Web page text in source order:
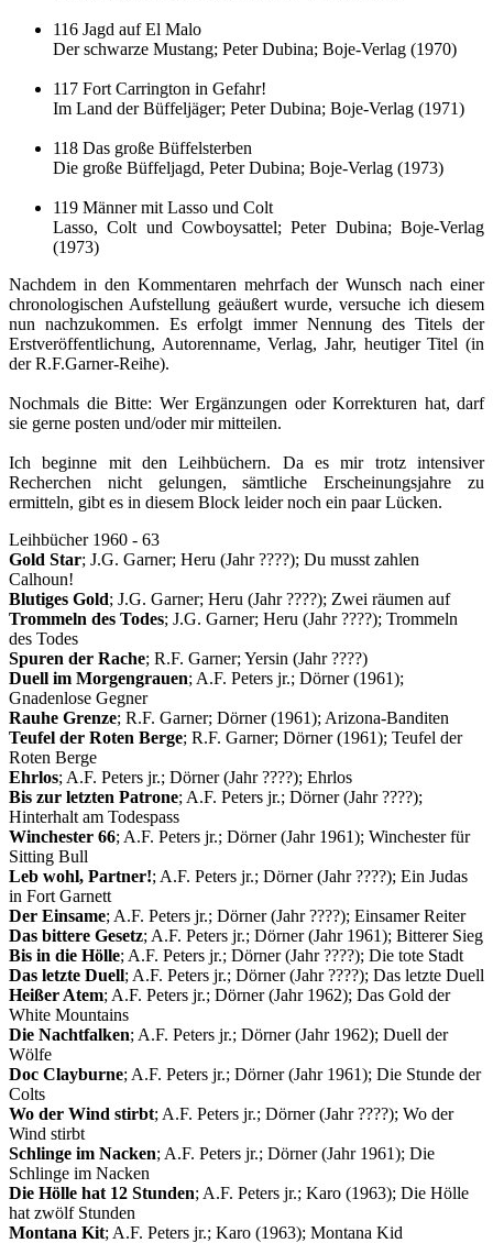
116 Jagd auf El Malo
Der schwarze Mustang; Peter Dubina; Boje-Verlag (1970)
117 Fort Carrington in Gefahr!
Im Land der Büffeljäger; Peter Dubina; Boje-Verlag (1971)
118 Das große Büffelsterben
Die große Büffeljagd, Peter Dubina; Boje-Verlag (1973)
119 Männer mit Lasso und Colt
Lasso, Colt und Cowboysattel; Peter Dubina; Boje-Verlag
(1973)
Nachdem in den Kommentaren mehrfach der Wunsch nach einer
chronologischen Aufstellung geäußert wurde, versuche ich diesem
nun nachzukommen. Es erfolgt immer Nennung des Titels der
Erstveröffentlichung, Autorenname, Verlag, Jahr, heutiger Titel (in
der R.F.Garner-Reihe).
Nochmals die Bitte: Wer Ergänzungen oder Korrekturen hat, darf
sie gerne posten und/oder mir mitteilen.
Ich beginne mit den Leihbüchern. Da es mir trotz intensiver
Recherchen nicht gelungen, sämtliche Erscheinungsjahre zu
ermitteln, gibt es in diesem Block leider noch ein paar Lücken.
Leihbücher 1960 - 63
Gold Star; J.G. Garner; Heru (Jahr ????); Du musst zahlen
Calhoun!
Blutiges Gold; J.G. Garner; Heru (Jahr ????); Zwei räumen auf
Trommeln des Todes; J.G. Garner; Heru (Jahr ????); Trommeln
des Todes
Spuren der Rache; R.F. Garner; Yersin (Jahr ????)
Duell im Morgengrauen; A.F. Peters jr.; Dörner (1961);
Gnadenlose Gegner
Rauhe Grenze; R.F. Garner; Dörner (1961); Arizona-Banditen
Teufel der Roten Berge; R.F. Garner; Dörner (1961); Teufel der
Roten Berge
Ehrlos; A.F. Peters jr.; Dörner (Jahr ????); Ehrlos
Bis zur letzten Patrone; A.F. Peters jr.; Dörner (Jahr ????);
Hinterhalt am Todespass
Winchester 66; A.F. Peters jr.; Dörner (Jahr 1961); Winchester für
Sitting Bull
Leb wohl, Partner!; A.F. Peters jr.; Dörner (Jahr ????); Ein Judas
in Fort Garnett
Der Einsame; A.F. Peters jr.; Dörner (Jahr ????); Einsamer Reiter
Das bittere Gesetz; A.F. Peters jr.; Dörner (Jahr 1961); Bitterer Sieg
Bis in die Hölle; A.F. Peters jr.; Dörner (Jahr ????); Die tote Stadt
Das letzte Duell; A.F. Peters jr.; Dörner (Jahr ????); Das letzte Duell
Heißer Atem; A.F. Peters jr.; Dörner (Jahr 1962); Das Gold der
White Mountains
Die Nachtfalken; A.F. Peters jr.; Dörner (Jahr 1962); Duell der
Wölfe
Doc Clayburne; A.F. Peters jr.; Dörner (Jahr 1961); Die Stunde der
Colts
Wo der Wind stirbt; A.F. Peters jr.; Dörner (Jahr ????); Wo der
Wind stirbt
Schlinge im Nacken; A.F. Peters jr.; Dörner (Jahr 1961); Die
Schlinge im Nacken
Die Hölle hat 12 Stunden; A.F. Peters jr.; Karo (1963); Die Hölle
hat zwölf Stunden
Montana Kit; A.F. Peters jr.; Karo (1963); Montana Kid